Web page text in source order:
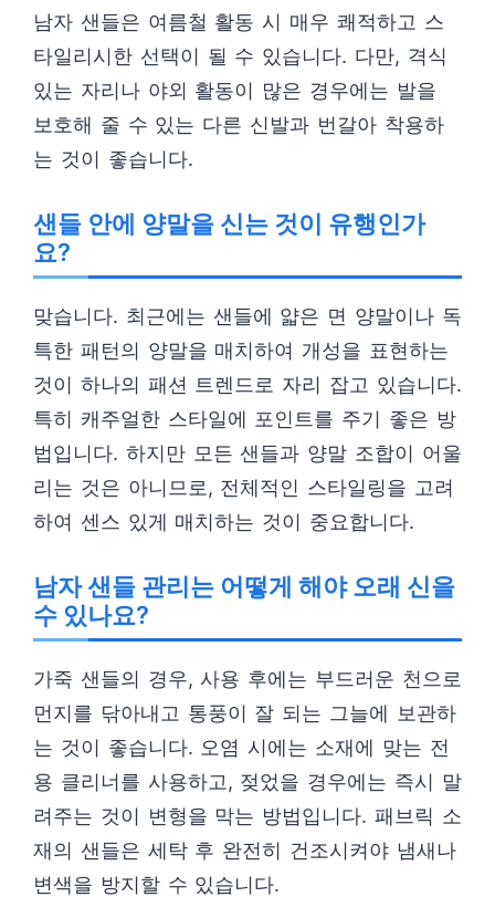
남자 샌들은 여름철 활동 시 매우 쾌적하고 스
타일리시한 선택이 될 수 있습니다. 다만, 격식
있는 자리나 야외 활동이 많은 경우에는 발을
보호해 줄 수 있는 다른 신발과 번갈아 착용하
는 것이 좋습니다.
샌들 안에 양말을 신는 것이 유행인가
요?
맞습니다. 최근에는 샌들에 얇은 면 양말이나 독
특한 패턴의 양말을 매치하여 개성을 표현하는
것이 하나의 패션 트렌드로 자리 잡고 있습니다.
특히 캐주얼한 스타일에 포인트를 주기 좋은 방
법입니다. 하지만 모든 샌들과 양말 조합이 어울
리는 것은 아니므로, 전체적인 스타일링을 고려
하여 센스 있게 매치하는 것이 중요합니다.
남자 샌들 관리는 어떻게 해야 오래 신을
수 있나요?
가죽 샌들의 경우, 사용 후에는 부드러운 천으로
먼지를 닦아내고 통풍이 잘 되는 그늘에 보관하
는 것이 좋습니다. 오염 시에는 소재에 맞는 전
용 클리너를 사용하고, 젖었을 경우에는 즉시 말
려주는 것이 변형을 막는 방법입니다. 패브릭 소
재의 샌들은 세탁 후 완전히 건조시켜야 냄새나
변색을 방지할 수 있습니다.